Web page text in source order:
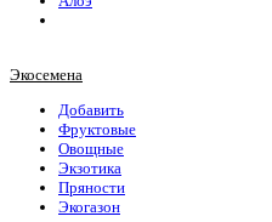
Экосемена
Добавить
Фруктовые
Овощные
Экзотика
Пряности
Экогазон